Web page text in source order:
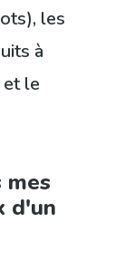
les
à
le
d'un